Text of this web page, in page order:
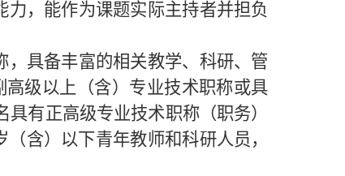
力，能作为课题实际主持者并担负
，具备丰富的相关教学、科研、管
级以上（含）专业技术职称或具
具有正高级专业技术职称（职务）
（含）以下青年教师和科研人员，